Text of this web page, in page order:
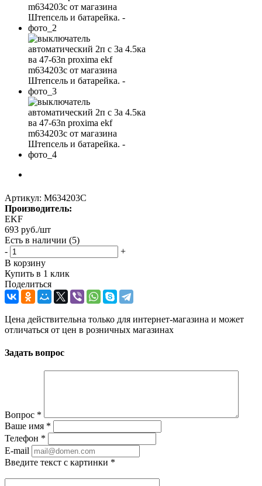
Артикул: M634203C
Производитель:
EKF
693 руб./шт
Есть в наличии (5)
-
+
В корзину
Купить в 1 клик
Поделиться
Цена действительна только для интернет-магазина и может
отличаться от цен в розничных магазинах
Задать вопрос
Вопрос *
Ваше имя *
Телефон *
E-mail
Введите текст с картинки *